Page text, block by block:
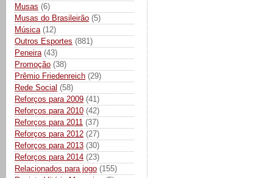
Musas (6)
Musas do Brasileirão (5)
Música (12)
Outros Esportes (881)
Peneira (43)
Promoção (38)
Prêmio Friedenreich (29)
Rede Social (58)
Reforços para 2009 (41)
Reforços para 2010 (42)
Reforços para 2011 (37)
Reforços para 2012 (27)
Reforços para 2013 (30)
Reforços para 2014 (23)
Relacionados para jogo (155)